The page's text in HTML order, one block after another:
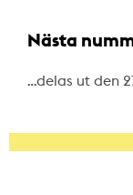
Nästa
…delas ut den